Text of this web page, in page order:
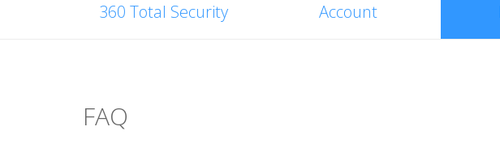
360 Total Security Account
FAQ